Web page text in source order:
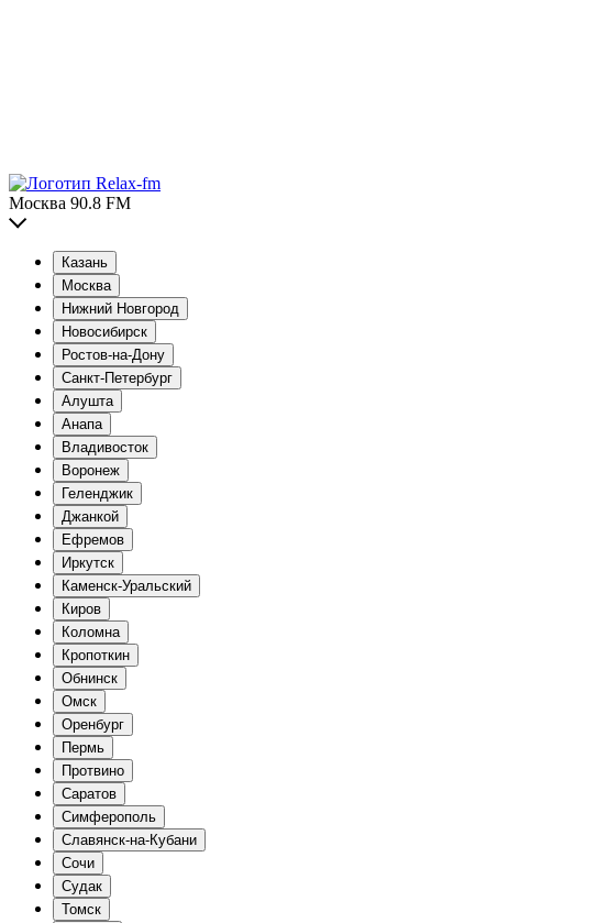
Москва 90.8 FM
Казань
Москва
Нижний Новгород
Новосибирск
Ростов-на-Дону
Санкт-Петербург
Алушта
Анапа
Владивосток
Воронеж
Геленджик
Джанкой
Ефремов
Иркутск
Каменск-Уральский
Киров
Коломна
Кропоткин
Обнинск
Омск
Оренбург
Пермь
Протвино
Саратов
Симферополь
Славянск-на-Кубани
Сочи
Судак
Томск